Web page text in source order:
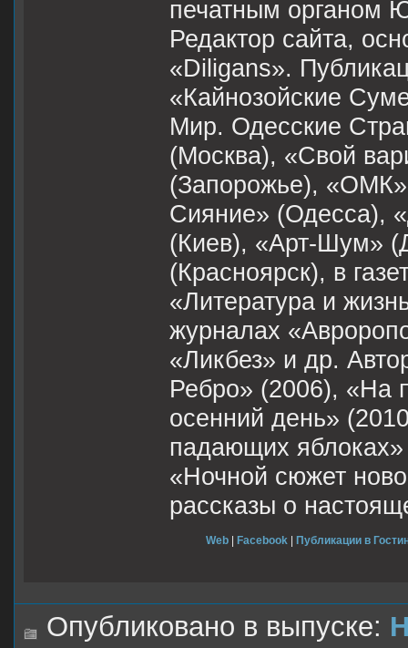
печатным органом
Редактор сайта,
«Diligans».
«Кайнозойские
Мир. Одесские
(Москва), «Свой
(Запорожье),
Сияние» (Одесса),
(Киев), «Арт-Шум»
(Красноярск), в
«Литература и
журналах
«Ликбез» и др.
Ребро» (2006), «На
осенний день»
падающих
«Ночной сюжет
рассказы о
Web | Facebook | Публикации в
Опубликовано в выпуске: